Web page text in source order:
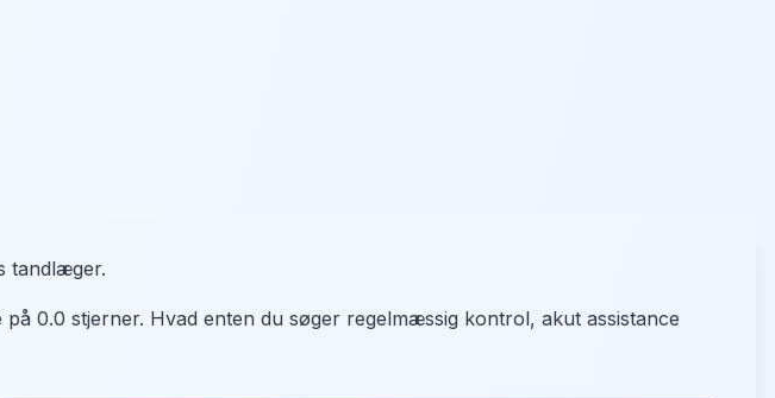
tandlæger.
0.0 stjerner. Hvad enten du søger regelmæssig kontrol, akut assistance